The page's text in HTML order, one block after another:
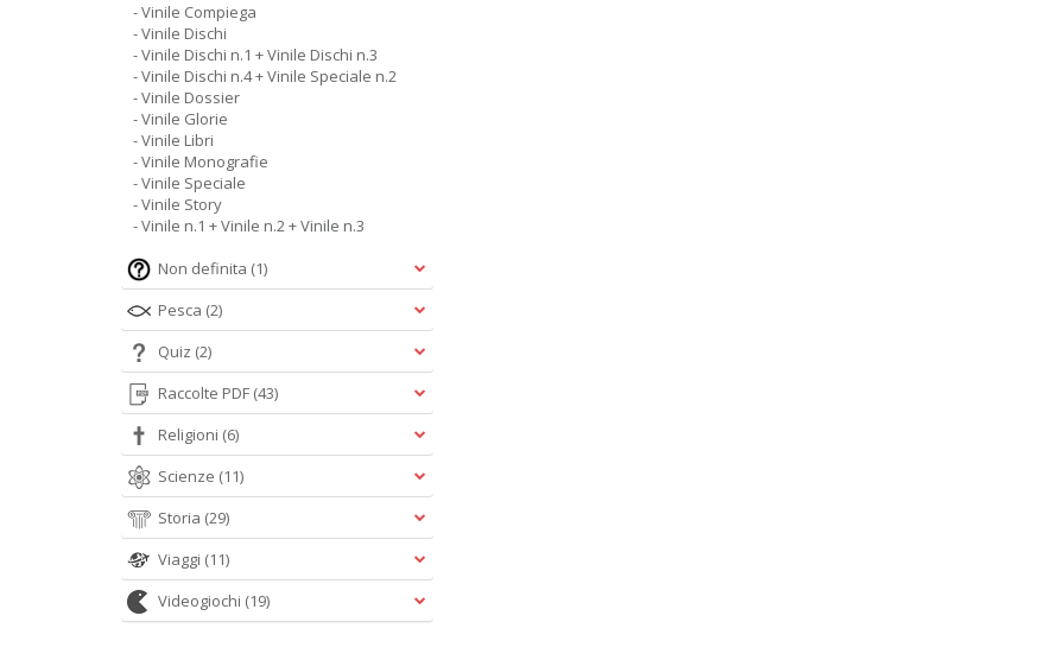
- Vinile Compiega
- Vinile Dischi
- Vinile Dischi n.1 + Vinile Dischi n.3
- Vinile Dischi n.4 + Vinile Speciale n.2
- Vinile Dossier
- Vinile Glorie
- Vinile Libri
- Vinile Monografie
- Vinile Speciale
- Vinile Story
- Vinile n.1 + Vinile n.2 + Vinile n.3
Non definita (1)
Pesca (2)
Quiz (2)
Raccolte PDF (43)
Religioni (6)
Scienze (11)
Storia (29)
Viaggi (11)
Videogiochi (19)